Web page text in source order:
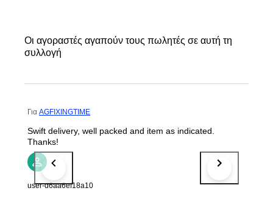
Οι αγοραστές αγαπούν τους πωλητές σε αυτή τη
συλλογή
Για AGFIXINGTIME
Swift delivery, well packed and item as indicated.
Thanks!
user-d6aa6ef18a10